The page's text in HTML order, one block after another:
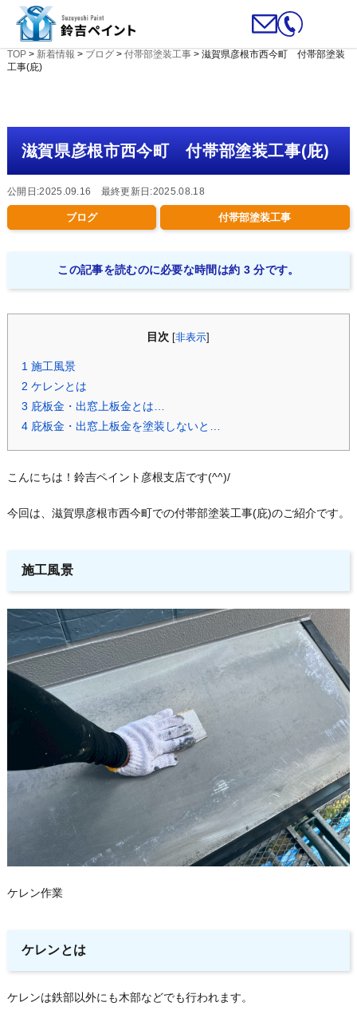
TOP> 新着情報 > ブログ> 付帯部塗装工事> 滋賀県彦根市西今町 付帯部塗装
工事(庇)
滋賀県彦根市西今町 付帯部塗装工事(庇)
公開日:2025.09.16 最終更新日:2025.08.18
ブログ 付帯部塗装工事
この記事を読むのに必要な時間は約 3 分です。
目次 [非表示
1 施工風景
2 ケレンとは
3 庇板金・出窓上板金とは…
4庇板金・出窓上板金を塗装しないと…
こんにちは！鈴吉ペイント彦根支店です(^^)/
今回は、滋賀県彦根市西今町での付帯部塗装工事(庇)のご紹介です。
施工風景
ケレン作業
ケレンとは
ケレンは鉄部以外にも木部などでも行われます。